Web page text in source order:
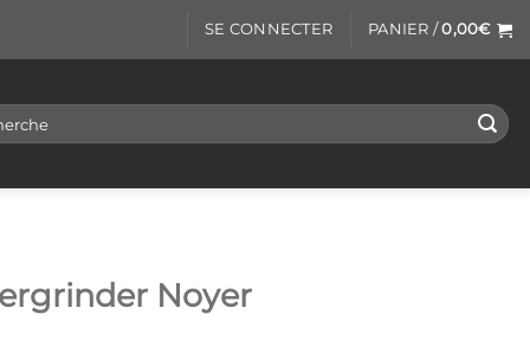
SE CONNECTER PANIER /0,00€
Noyer